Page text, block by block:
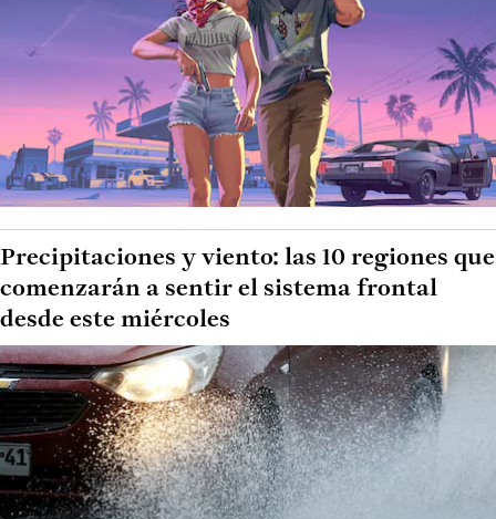
Precipitaciones y viento: las 10 regiones que
comenzarán a sentir el sistema frontal
desde este miércoles